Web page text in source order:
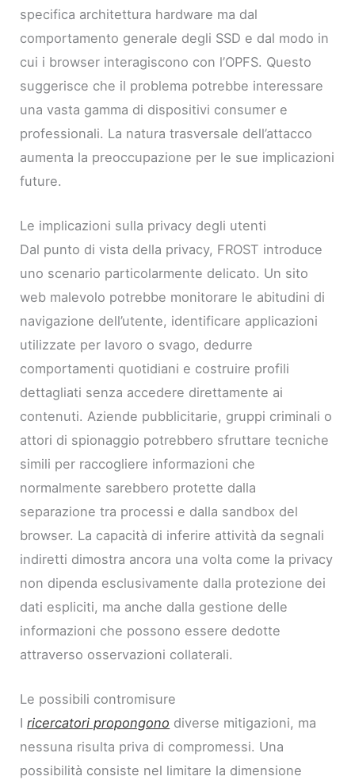
specifica architettura hardware ma dal
comportamento generale degli SSD e dal modo in
cui i browser interagiscono con l’OPFS. Questo
suggerisce che il problema potrebbe interessare
una vasta gamma di dispositivi consumer e
professionali. La natura trasversale dell’attacco
aumenta la preoccupazione per le sue implicazioni
future.
Le implicazioni sulla privacy degli utenti
Dal punto di vista della privacy, FROST introduce
uno scenario particolarmente delicato. Un sito
web malevolo potrebbe monitorare le abitudini di
navigazione dell’utente, identificare applicazioni
utilizzate per lavoro o svago, dedurre
comportamenti quotidiani e costruire profili
dettagliati senza accedere direttamente ai
contenuti. Aziende pubblicitarie, gruppi criminali o
attori di spionaggio potrebbero sfruttare tecniche
simili per raccogliere informazioni che
normalmente sarebbero protette dalla
separazione tra processi e dalla sandbox del
browser. La capacità di inferire attività da segnali
indiretti dimostra ancora una volta come la privacy
non dipenda esclusivamente dalla protezione dei
dati espliciti, ma anche dalla gestione delle
informazioni che possono essere dedotte
attraverso osservazioni collaterali.
Le possibili contromisure
Iricercatori propongono diverse mitigazioni, ma
nessuna risulta priva di compromessi. Una
possibilità consiste nel limitare la dimensione